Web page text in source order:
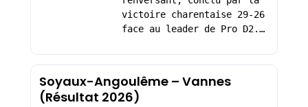
victoire charentaise 29-26
face au leader de Pro D2.…
Soyaux-Angoulême – Vannes
(Résultat 2026)